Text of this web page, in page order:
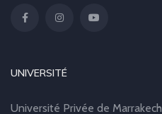
UNIVERSITÉ
Université Privée de Marrakech